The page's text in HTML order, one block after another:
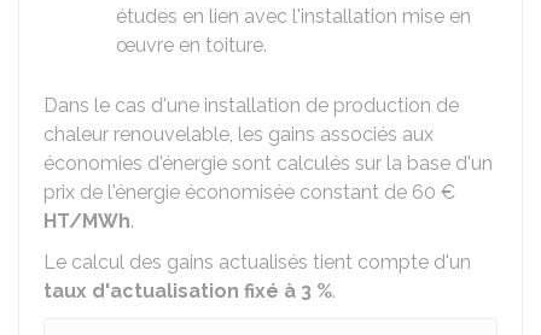
études en lien avec l'installation mise en
œuvre en toiture.
Dans le cas d'une installation de production de
chaleur renouvelable, les gains associés aux
économies d'énergie sont calculés sur la base d'un
prix de l'énergie économisée constant de 60 €
HT/MWh.
Le calcul des gains actualisés tient compte d'un
taux d'actualisation fixé à 3 %.